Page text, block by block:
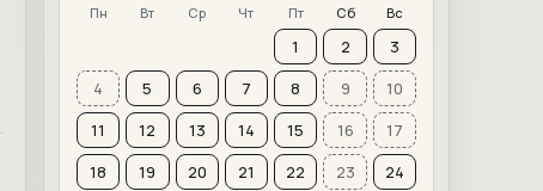
Пн Вт Ср Чт Пт Сб Вс
1 2
3
4
5 6 7 8 9
10
11
12 13 14 15 16
17
18
19 20 21 22 23
24